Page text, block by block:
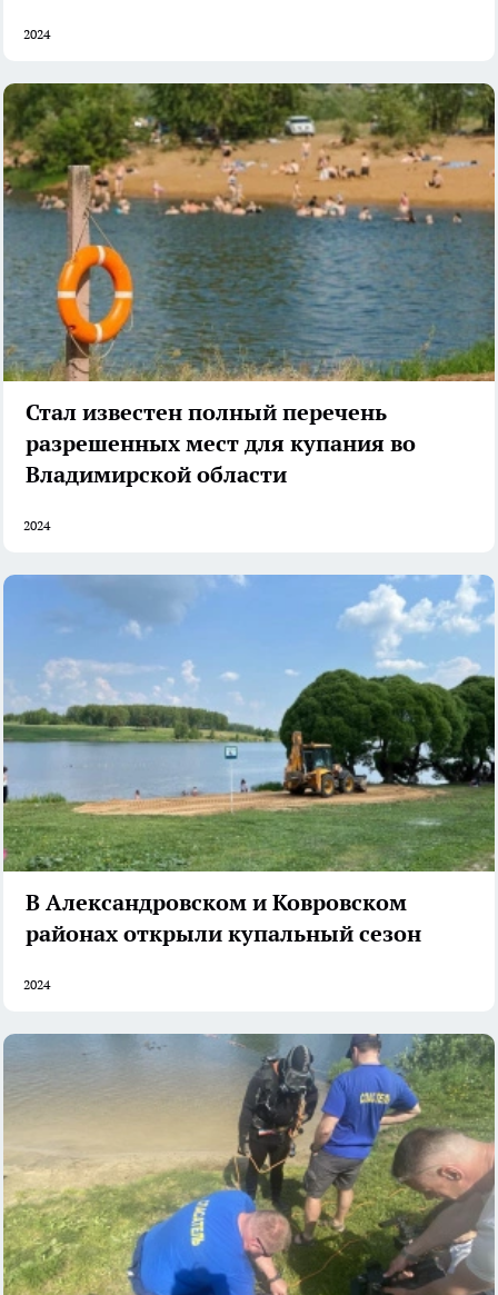
2024
Стал известен полный перечень
разрешенных мест для купания во
Владимирской области
2024
В Александровском и Ковровском
районах открыли купальный сезон
2024